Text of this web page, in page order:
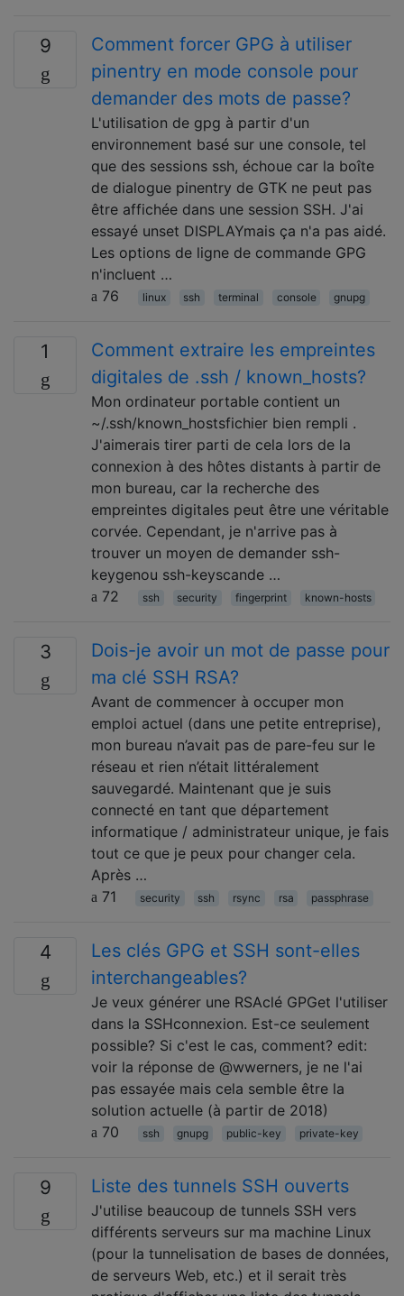
9
Comment forcer GPG à utiliser
pinentry en mode console pour
demander des mots de passe?
L'utilisation de gpg à partir d'un
environnement basé sur une console, tel
que des sessions ssh, échoue car la boîte
de dialogue pinentry de GTK ne peut pas
être affichée dans une session SSH. J'ai
essayé unset DISPLAYmais ça n'a pas aidé.
Les options de ligne de commande GPG
n'incluent …
76
linux ssh terminal console gnupg
1
Comment extraire les empreintes
digitales de .ssh / known_hosts?
Mon ordinateur portable contient un
~/.ssh/known_hostsfichier bien rempli .
J'aimerais tirer parti de cela lors de la
connexion à des hôtes distants à partir de
mon bureau, car la recherche des
empreintes digitales peut être une véritable
corvée. Cependant, je n'arrive pas à
trouver un moyen de demander ssh-
keygenou ssh-keyscande …
72
ssh security fingerprint known-hosts
3
Dois-je avoir un mot de passe pour
ma clé SSH RSA?
Avant de commencer à occuper mon
emploi actuel (dans une petite entreprise),
mon bureau n’avait pas de pare-feu sur le
réseau et rien n’était littéralement
sauvegardé. Maintenant que je suis
connecté en tant que département
informatique / administrateur unique, je fais
tout ce que je peux pour changer cela.
Après …
71
security ssh rsync rsa passphrase
4
Les clés GPG et SSH sont-elles
interchangeables?
Je veux générer une RSAclé GPGet l'utiliser
dans la SSHconnexion. Est-ce seulement
possible? Si c'est le cas, comment? edit:
voir la réponse de @wwerners, je ne l'ai
pas essayée mais cela semble être la
solution actuelle (à partir de 2018)
70
ssh gnupg public-key private-key
9 Liste des tunnels SSH ouverts
J'utilise beaucoup de tunnels SSH vers
différents serveurs sur ma machine Linux
(pour la tunnelisation de bases de données,
de serveurs Web, etc.) et il serait très